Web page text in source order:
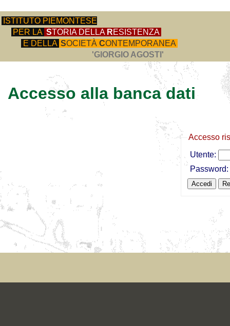
ISTITUTO PIEMONTESE
PER LA STORIA DELLA RESISTENZA
E DELLA SOCIETÀ CONTEMPORANEA
'GIORGIO AGOSTI'
Accesso alla banca dati
Accesso
Utente:
Password: